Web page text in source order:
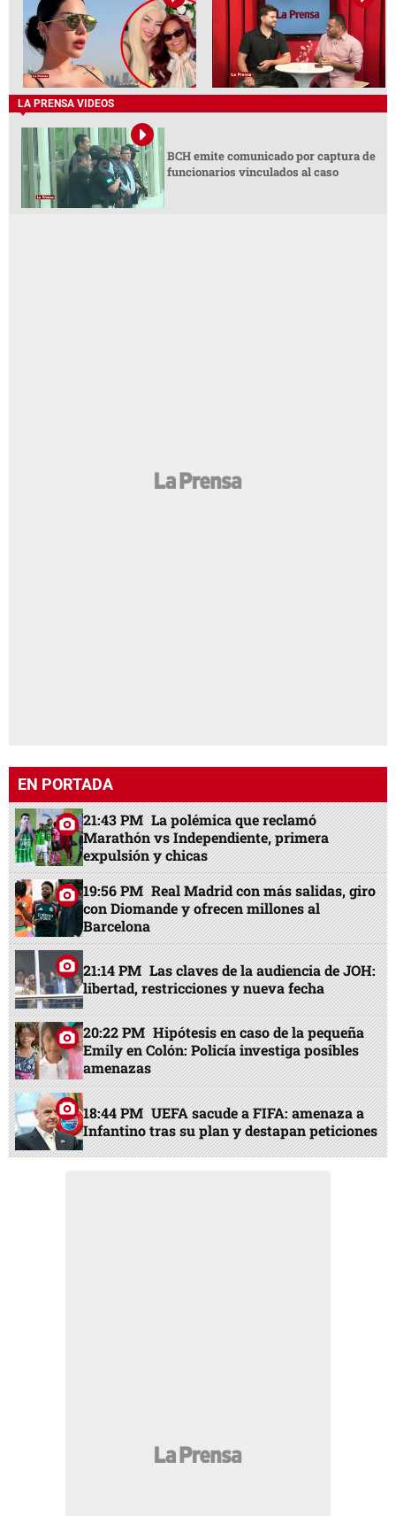
LA PRENSA VIDEOS
BCH emite comunicado por captura de
funcionarios vinculados al caso
EN PORTADA
21:43 PM La polémica que reclamó
Marathón vs Independiente, primera
expulsión y chicas
19:56 PM Real Madrid con más salidas, giro
con Diomande y ofrecen millones al
Barcelona
21:14 PM Las claves de la audiencia de JOH:
libertad, restricciones y nueva fecha
20:22 PM Hipótesis en caso de la pequeña
Emily en Colón: Policía investiga posibles
amenazas
18:44 PM UEFA sacude a FIFA: amenaza a
Infantino tras su plan y destapan peticiones